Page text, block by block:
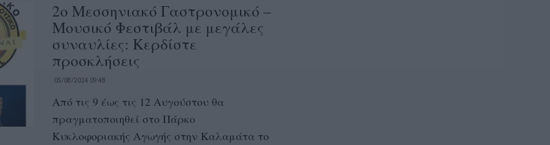
2ο Μεσσηνιακό Γαστρονομικό –
Μουσικό Φεστιβάλ με μεγάλες
συναυλίες: Κερδίστε
προσκλήσεις
05/08/2024 09:48
Από τις 9 έως τις 12 Αυγούστου θα
πραγματοποιηθεί στο Πάρκο
Κυκλοφοριακής Αγωγής στην Καλαμάτα το